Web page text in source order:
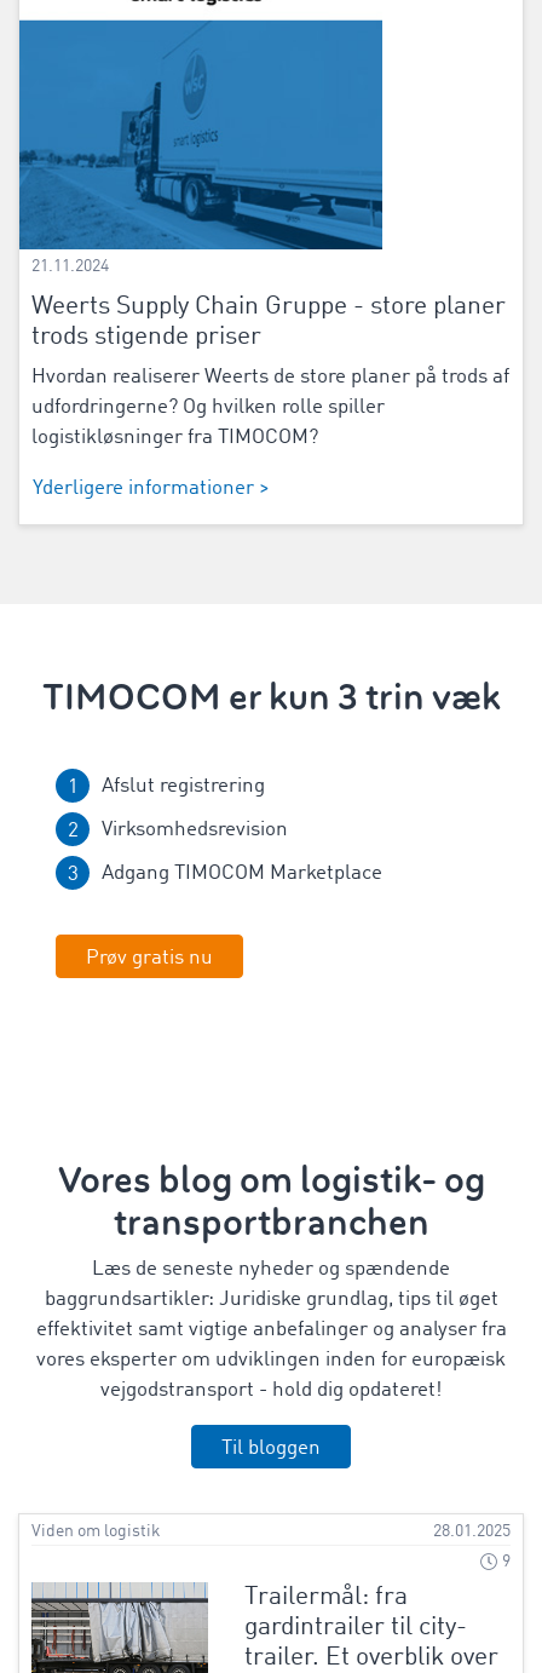
21.11.2024
Weerts Supply Chain Gruppe - store planer
trods stigende priser
Hvordan realiserer Weerts de store planer på trods af
udfordringerne? Og hvilken rolle spiller
logistikløsninger fra TIMOCOM?
Yderligere informationer >
TIMOCOM er kun 3 trin væk
Afslut registrering
Virksomhedsrevision
Adgang TIMOCOM Marketplace
Prøv gratis nu
Vores blog om logistik- og
transportbranchen
Læs de seneste nyheder og spændende
baggrundsartikler: Juridiske grundlag, tips til øget
effektivitet samt vigtige anbefalinger og analyser fra
vores eksperter om udviklingen inden for europæisk
vejgodstransport - hold dig opdateret!
Til bloggen
Viden om logistik
28.01.2025
9
Trailermål: fra
gardintrailer til city-
trailer. Et overblik over